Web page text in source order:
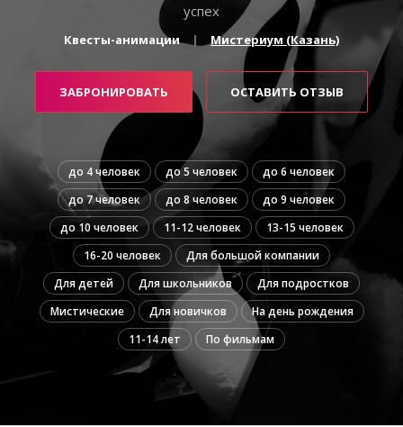
успех
Квесты-анимации Мистериум (Казань)
ЗАБРОНИРОВАТЬ ОСТАВИТЬ ОТЗЫВ
до 4 человек до 5 человек
до 6 человек
до 7 человек
до 8 человек
до 9 человек
до 10 человек
11-12 человек
13-15 человек
16-20 человек
Для большой компании
Для детей
Для школьников
Для подростков
Мистические
Для новичков
На день рождения
11-14 лет
По фильмам